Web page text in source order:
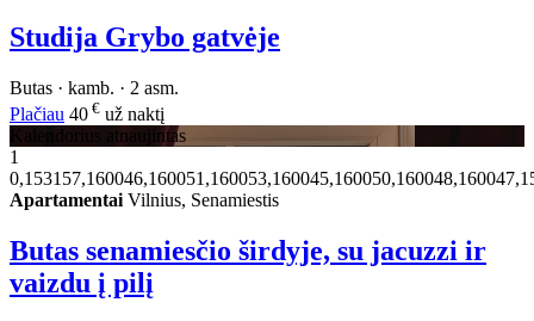
Studija Grybo gatvėje
Butas · kamb. · 2 asm.
Plačiau 40 € už naktį
Kalendorius atnaujintas
1
Apartamentai Vilnius, Senamiestis
Butas senamiesčio širdyje, su jacuzzi ir
vaizdu į pilį